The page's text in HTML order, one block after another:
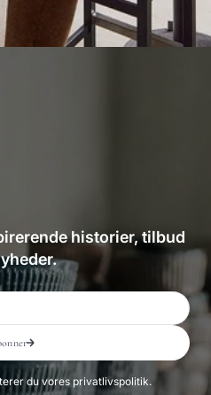
historier, tilbud
du vores privatlivspolitik.